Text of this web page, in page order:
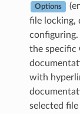
Options
file locking,
configuring.
the specific
with
selected